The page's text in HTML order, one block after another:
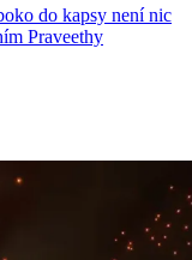
do kapsy není nic
Praveethy